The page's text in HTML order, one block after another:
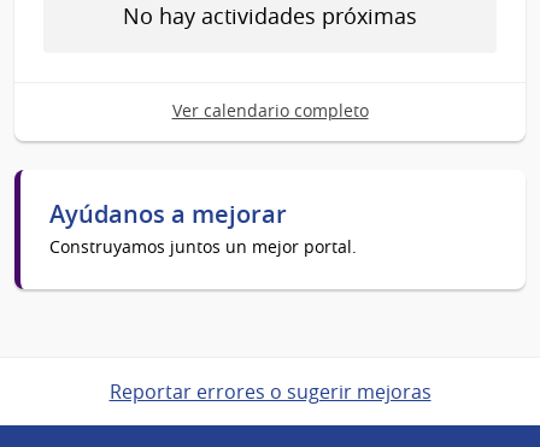
No hay actividades próximas
Ver calendario completo
Ayúdanos a mejorar
Construyamos juntos un mejor portal.
Reportar errores o sugerir mejoras